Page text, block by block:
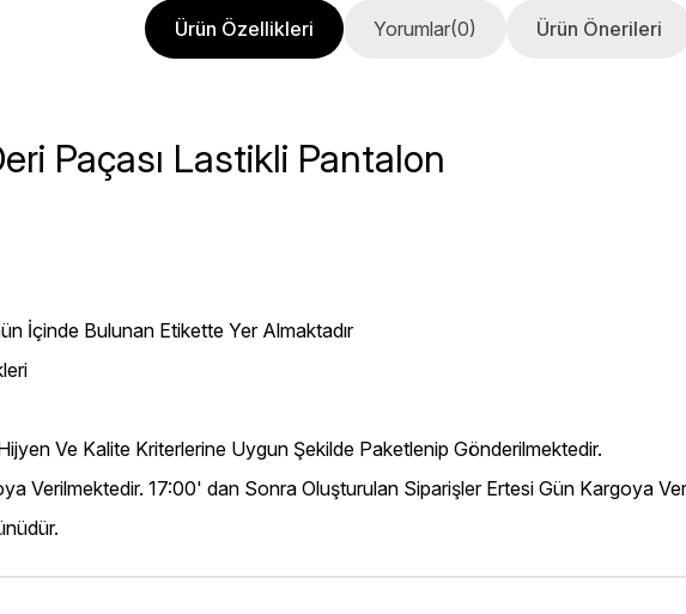
Ürün Özellikleri Yorumlar(0) Ürün Önerileri
Paçası Lastikli Pantalon
İçinde Bulunan Etikette Yer Almaktadır
Ve Kalite Kriterlerine Uygun Şekilde Paketlenip Gönderilmektedir.
Verilmektedir. 17:00' dan Sonra Oluşturulan Siparişler Ertesi Gün Kargoya